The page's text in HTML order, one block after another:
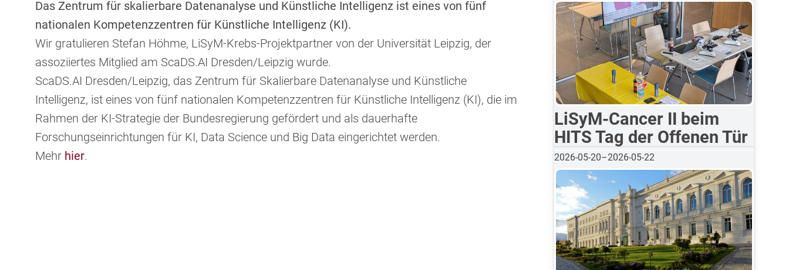
Das Zentrum für skalierbare Datenanalyse und Künstliche Intelligenz ist eines von fünf
nationalen Kompetenzzentren für Künstliche Intelligenz (KI).
Wir gratulieren Stefan Höhme, LiSyM-Krebs-Projektpartner von der Universität Leipzig, der
assoziiertes Mitglied am ScaDS.AI Dresden/Leipzig wurde.
ScaDS.AI Dresden/Leipzig, das Zentrum für Skalierbare Datenanalyse und Künstliche
Intelligenz, ist eines von fünf nationalen Kompetenzzentren für Künstliche Intelligenz (KI), die im
Rahmen der KI-Strategie der Bundesregierung gefördert und als dauerhafte
Forschungseinrichtungen für KI, Data Science und Big Data eingerichtet werden.
Mehr hier.
LiSyM-Cancer II beim
HITS Tag der Offenen Tür
2026-05-20–2026-05-22